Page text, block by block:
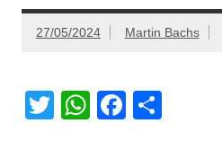
27/05/2024 Martin Bachs
T
W
F